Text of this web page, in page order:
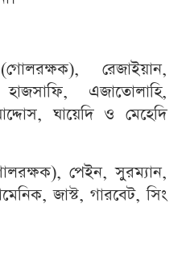
রেজাইয়ান,
এজাতোলাহি,
ঘায়েদি ও মেহেদি
পেইন, সুরম্যান,
জাস্ট, গারবেট, সিং